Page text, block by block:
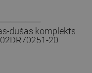
dušas komplekts
20